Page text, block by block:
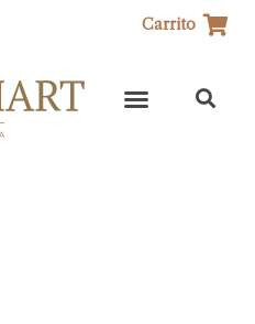
Carrito